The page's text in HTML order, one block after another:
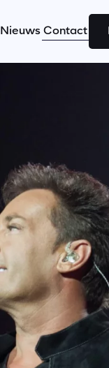
Nieuws Contact